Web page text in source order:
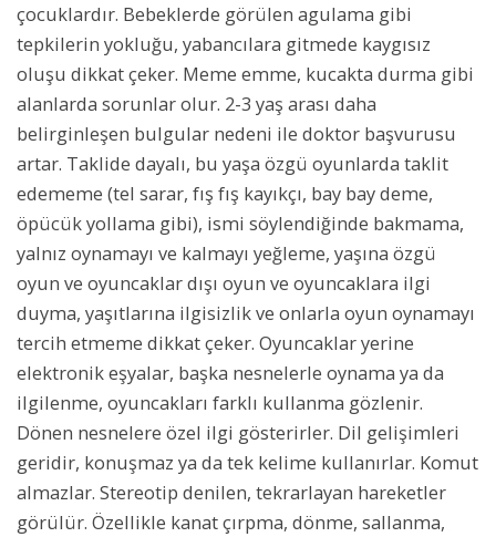
çocuklardır. Bebeklerde görülen agulama gibi
tepkilerin yokluğu, yabancılara gitmede kaygısız
oluşu dikkat çeker. Meme emme, kucakta durma gibi
alanlarda sorunlar olur. 2-3 yaş arası daha
belirginleşen bulgular nedeni ile doktor başvurusu
artar. Taklide dayalı, bu yaşa özgü oyunlarda taklit
edememe (tel sarar, fış fış kayıkçı, bay bay deme,
öpücük yollama gibi), ismi söylendiğinde bakmama,
yalnız oynamayı ve kalmayı yeğleme, yaşına özgü
oyun ve oyuncaklar dışı oyun ve oyuncaklara ilgi
duyma, yaşıtlarına ilgisizlik ve onlarla oyun oynamayı
tercih etmeme dikkat çeker. Oyuncaklar yerine
elektronik eşyalar, başka nesnelerle oynama ya da
ilgilenme, oyuncakları farklı kullanma gözlenir.
Dönen nesnelere özel ilgi gösterirler. Dil gelişimleri
geridir, konuşmaz ya da tek kelime kullanırlar. Komut
almazlar. Stereotip denilen, tekrarlayan hareketler
görülür. Özellikle kanat çırpma, dönme, sallanma,